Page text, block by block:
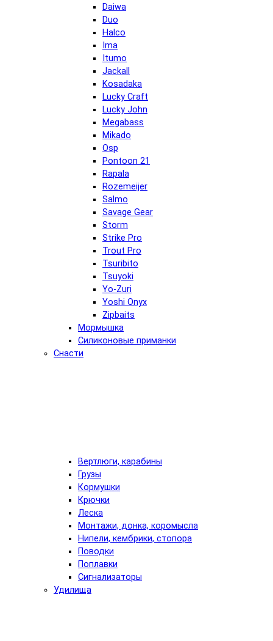
Daiwa
Duo
Halco
Ima
Itumo
Jackall
Kosadaka
Lucky Craft
Lucky John
Megabass
Mikado
Osp
Pontoon 21
Rapala
Rozemeijer
Salmo
Savage Gear
Storm
Strike Pro
Trout Pro
Tsuribito
Tsuyoki
Yo-Zuri
Yoshi Onyx
Zipbaits
Мормышка
Силиконовые приманки
Снасти
Вертлюги, карабины
Грузы
Кормушки
Крючки
Леска
Монтажи, донка, коромысла
Нипели, кембрики, стопора
Поводки
Поплавки
Сигнализаторы
Удилища